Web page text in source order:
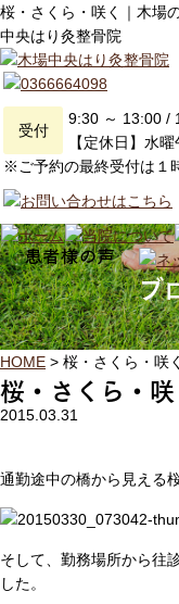
桜・さくら・咲く｜木場
中央はり灸整骨院
受付
9:30 ～ 13:00 /
【定休日】水
※ご予約の最終受付は１
ブ
HOME > 桜・さくら・咲く
桜・さくら・咲
2015.03.31
通勤途中の橋から見える
そして、勤務場所から往
した。